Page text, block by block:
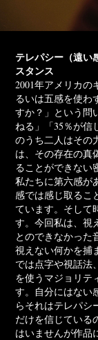
テレパシー（遠い
スタンス
2001年アメリカの
るいは五感を使わ
すか？」という問
ねる」「35％が信
のうち⼆⼈はその
は、その存在の真
ることができない
私たちに第六感が
感では感じ取るこ
ています。そして
す。今回私は、視
とのできなかった
視えない何かを捕
では点字や視話法
を使うマジョリテ
す。自分にはない
らそれはテレパシ
だけを信じている
はいませんが作品